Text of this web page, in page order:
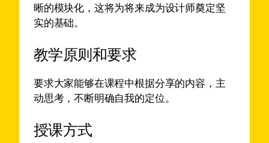
晰的模块化，这将为将来成为设计师奠定坚
实的基础。
教学原则和要求
要求大家能够在课程中根据分享的内容，主
动思考，不断明确自我的定位。
授课方式